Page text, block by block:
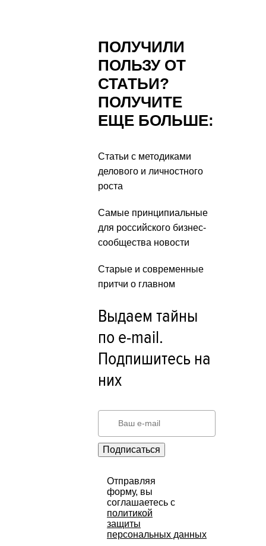
ПОЛУЧИЛИ
ПОЛЬЗУ ОТ
СТАТЬИ?
ПОЛУЧИТЕ
ЕЩЕ БОЛЬШЕ:
Статьи с методиками
делового и личностного
роста
Самые принципиальные
для российского бизнес-
сообщества новости
Старые и современные
притчи о главном
Выдаем тайны
по e-mail.
Подпишитесь на
них
Подписаться
Отправляя
форму, вы
соглашаетесь с
политикой
защиты
персональных данных